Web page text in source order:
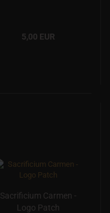
5,00 EUR
Sacrificium Carmen -
Logo Patch